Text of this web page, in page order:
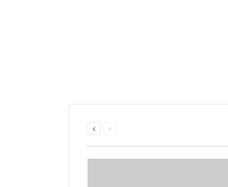
الصفحةالصفحة